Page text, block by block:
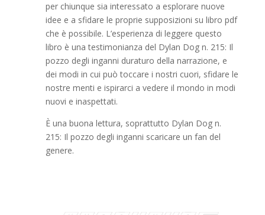
per chiunque sia interessato a esplorare nuove
idee e a sfidare le proprie supposizioni su libro pdf
che è possibile. L’esperienza di leggere questo
libro è una testimonianza del Dylan Dog n. 215: Il
pozzo degli inganni duraturo della narrazione, e
dei modi in cui può toccare i nostri cuori, sfidare le
nostre menti e ispirarci a vedere il mondo in modi
nuovi e inaspettati.
È una buona lettura, soprattutto Dylan Dog n.
215: Il pozzo degli inganni scaricare un fan del
genere.